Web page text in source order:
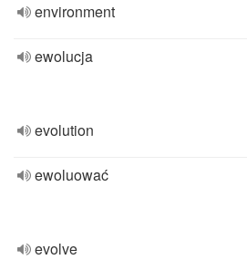
environment
ewolucja
evolution
ewoluować
evolve